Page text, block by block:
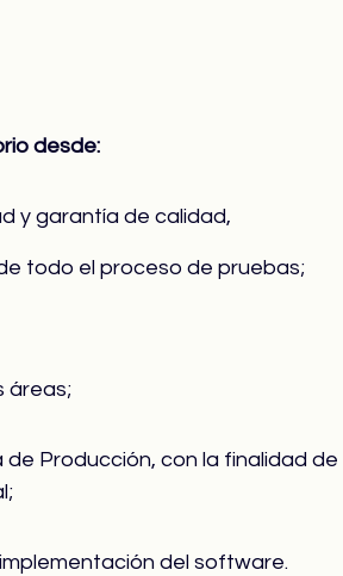
desde:
y garantía de calidad,
todo el proceso de pruebas;
áreas;
Producción, con la finalidad de
del software.